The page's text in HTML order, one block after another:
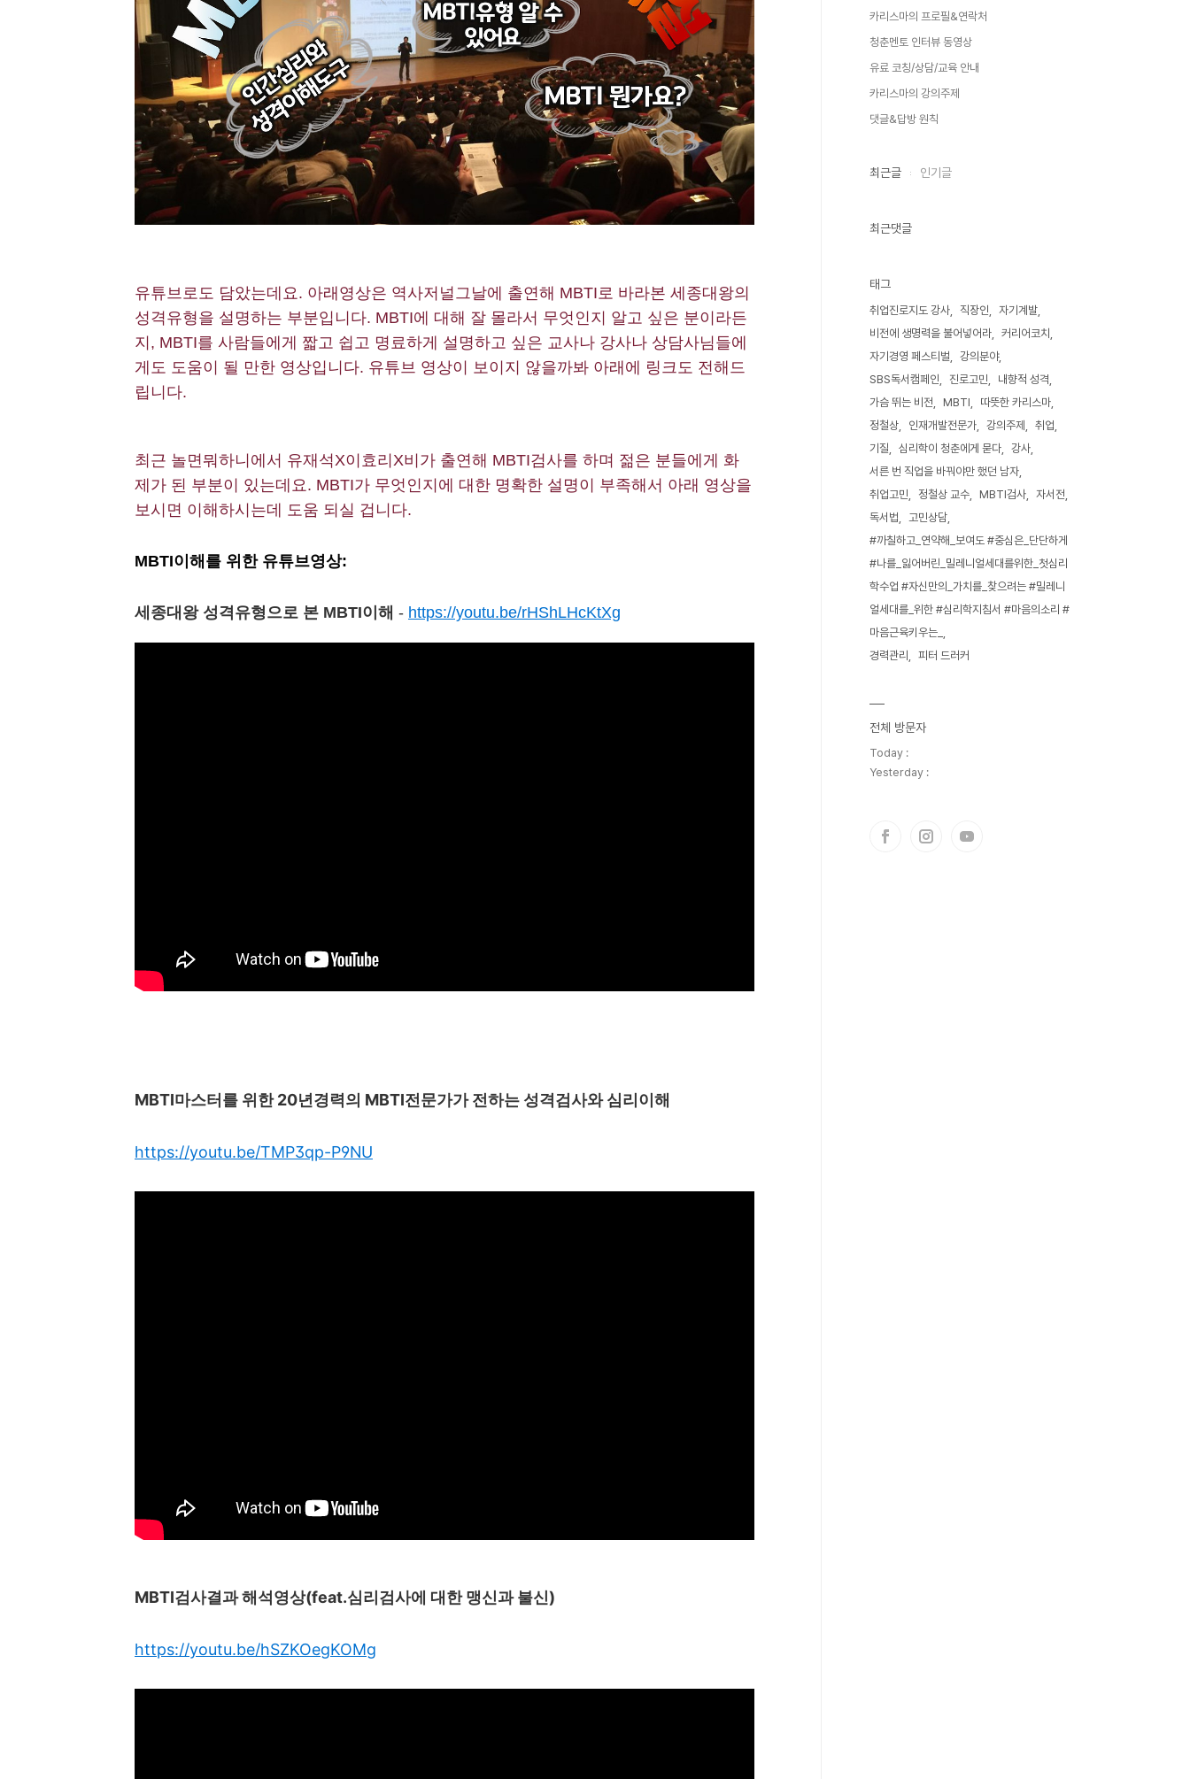
유튜브로도 담았는데요. 아래영상은 역사저널그날에 출연해 MBTI로 바라본 세종대왕의
성격유형을 설명하는 부분입니다. MBTI에 대해 잘 몰라서 무엇인지 알고 싶은 분이라든
지, MBTI를 사람들에게 짧고 쉽고 명료하게 설명하고 싶은 교사나 강사나 상담사님들에
게도 도움이 될 만한 영상입니다. 유튜브 영상이 보이지 않을까봐 아래에 링크도 전해드
립니다.
최근 놀면뭐하니에서 유재석X이효리X비가 출연해 MBTI검사를 하며 젊은 분들에게 화
제가 된 부분이 있는데요. MBTI가 무엇인지에 대한 명확한 설명이 부족해서 아래 영상을
보시면 이해하시는데 도움 되실 겁니다.
MBTI이해를 위한 유튜브영상:
세종대왕 성격유형으로 본 MBTI이해 - https://youtu.be/rHShLHcKtXg
MBTI마스터를 위한20년경력의 MBTI전문가가 전하는 성격검사와 심리이해
https://youtu.be/TMP3qp-P9NU
MBTI검사결과 해석영상(feat.심리검사에 대한 맹신과 불신)
https://youtu.be/hSZKOegKOMg
카리스마의 프로필&연락처
청춘멘토 인터뷰 동영상
유료 코칭/상담/교육 안내
카리스마의 강의주제
댓글&답방 원칙
최근글 인기글
최근댓글
태그
취업진로지도 강사 직장인
자기계발
비전에 생명력을 불어넣어라
커리어코치
자기경영 페스티벌
강의분야
SBS독서캠페인
진로고민
내향적 성격
가슴 뛰는 비전
MBTI
따뜻한 카리스마
정철상
인재개발전문가 강의주제
취업
기질
심리학이 청춘에게 묻다
강사
서른 번 직업을 바꿔야만 했던 남자
취업고민
정철상 교수 MBTI검사
자서전
독서법
고민상담
#까칠하고_연약해_보여도 #중심은_단단하게
#나를_잃어버린_밀레니얼세대를위한_첫심리
학수업 #자신만의_가치를_찾으려는 #밀레니
얼세대를_위한 #심리학지침서 #마음의소리 #
마음근육키우는_
경력관리
피터 드러커
전체 방문자
Today :
Yesterday :